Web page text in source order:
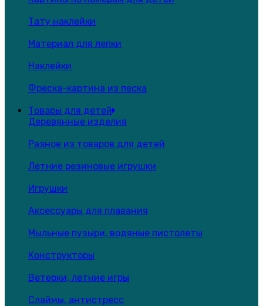
Тату наклейки
Материал для лепки
Наклейки
Фреска-картина из песка
Товары для детей
Деревянные изделия
Разное из товаров для детей
Летние резиновые игрушки
Игрушки
Аксессуары для плавания
Мыльные пузыри, водяные пистолеты
Конструкторы
Ветерки, летние игры
Слаймы, антистресс